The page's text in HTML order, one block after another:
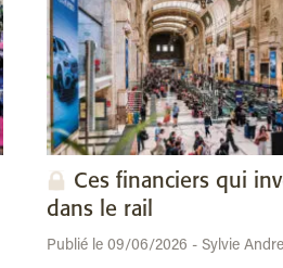
Ces financiers qui
dans le rail
Publié le 09/06/2026 - Sylvie